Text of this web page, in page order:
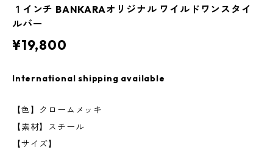
１インチ BANKARAオリジナル ワイルドワンスタイ
ルバー
¥19,800
International shipping available
【色】クロームメッキ
【素材】スチール
【サイズ】